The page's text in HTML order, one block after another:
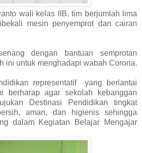
wali kelas IIB, tim berjumlah lima
mesin penyemprot dan cairan
dengan bantuan semprotan
ini untuk menghadapi wabah Corona.
representatif yang berlantai
berharap agar sekolah kebanggan
Destinasi Pendidikan tingkat
aman, dan higienis sehingga
dalam Kegiatan Belajar Mengajar